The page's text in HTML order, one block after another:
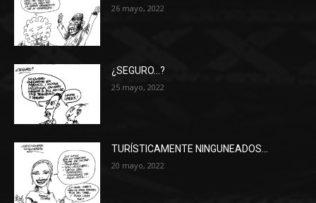
26 mayo, 2022
¿SEGURO…?
25 mayo, 2022
TURÍSTICAMENTE NINGUNEADOS…
20 mayo, 2022